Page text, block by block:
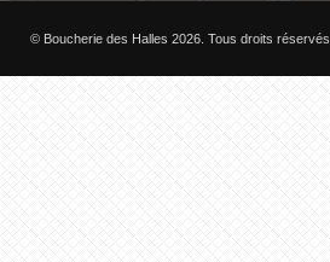
© Boucherie des Halles 2026. Tous droits réservés.